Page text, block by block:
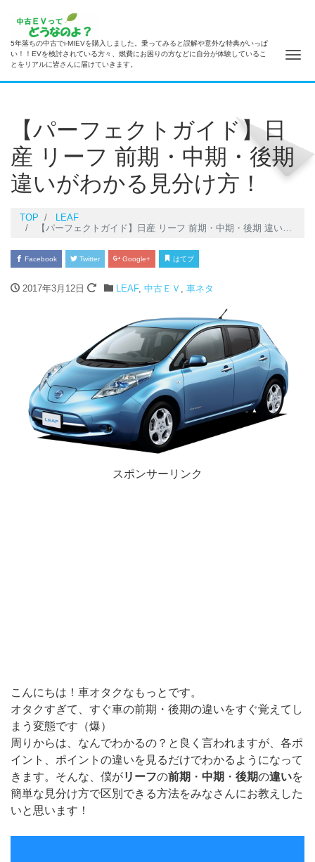
5年落ちの中古でi-MIEVを購入しました。乗ってみると誤解や意外な特典がいっぱ
い！！EVを検討されている方々、燃費にお困りの方などに自分が体験しているこ
とをリアルに皆さんに届けていきます。
ナ
【パーフェクトガイド】日
産 リーフ 前期・中期・後期
違いがわかる見分け方！
TOP
LEAF
【パーフェクトガイド】日産 リーフ 前期・中期・後期 違いがわかる見分け方！
Facebook Twitter Google+ はてブ
2017年3月12日 LEAF, 中古ＥＶ 車ネタ
スポンサーリンク
こんにちは！車オタクなもっとです。
オタクすぎて、すぐ車の前期・後期の違いをすぐ覚えてし
まう変態です（爆）
周りからは、なんでわかるの？と良く言われますが、各ポ
イント、ポイントの違いを見るだけでわかるようになって
きます。そんな、僕がリーフの前期 ・ 中期 ・ 後期の違いを
簡単な見分け方で区別できる方法をみなさんにお教えした
いと思います！